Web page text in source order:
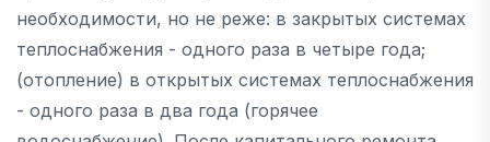
необходимости, но не реже: в закрытых системах
теплоснабжения - одного раза в четыре года;
(отопление) в открытых системах теплоснабжения
- одного раза в два года (горячее